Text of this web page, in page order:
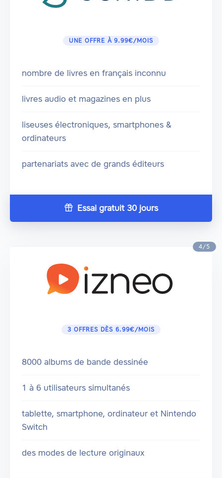
UNE OFFRE À 9.99€/MOIS
nombre de livres en français inconnu
livres audio et magazines en plus
liseuses électroniques, smartphones &
ordinateurs
partenariats avec de grands éditeurs
Essai gratuit 30 jours
4/5
3 OFFRES DÈS 6.99€/MOIS
8000 albums de bande dessinée
1 à 6 utilisateurs simultanés
tablette, smartphone, ordinateur et Nintendo
Switch
des modes de lecture originaux